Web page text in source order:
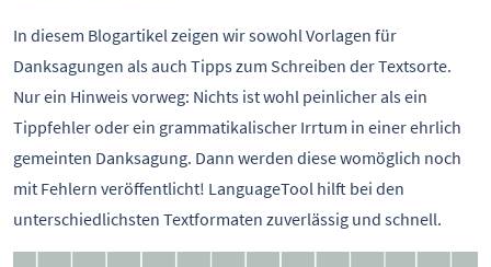
In diesem Blogartikel zeigen wir sowohl Vorlagen für
Danksagungen als auch Tipps zum Schreiben der Textsorte.
Nur ein Hinweis vorweg: Nichts ist wohl peinlicher als ein
Tippfehler oder ein grammatikalischer Irrtum in einer ehrlich
gemeinten Danksagung. Dann werden diese womöglich noch
mit Fehlern veröffentlicht! LanguageTool hilft bei den
unterschiedlichsten Textformaten zuverlässig und schnell.